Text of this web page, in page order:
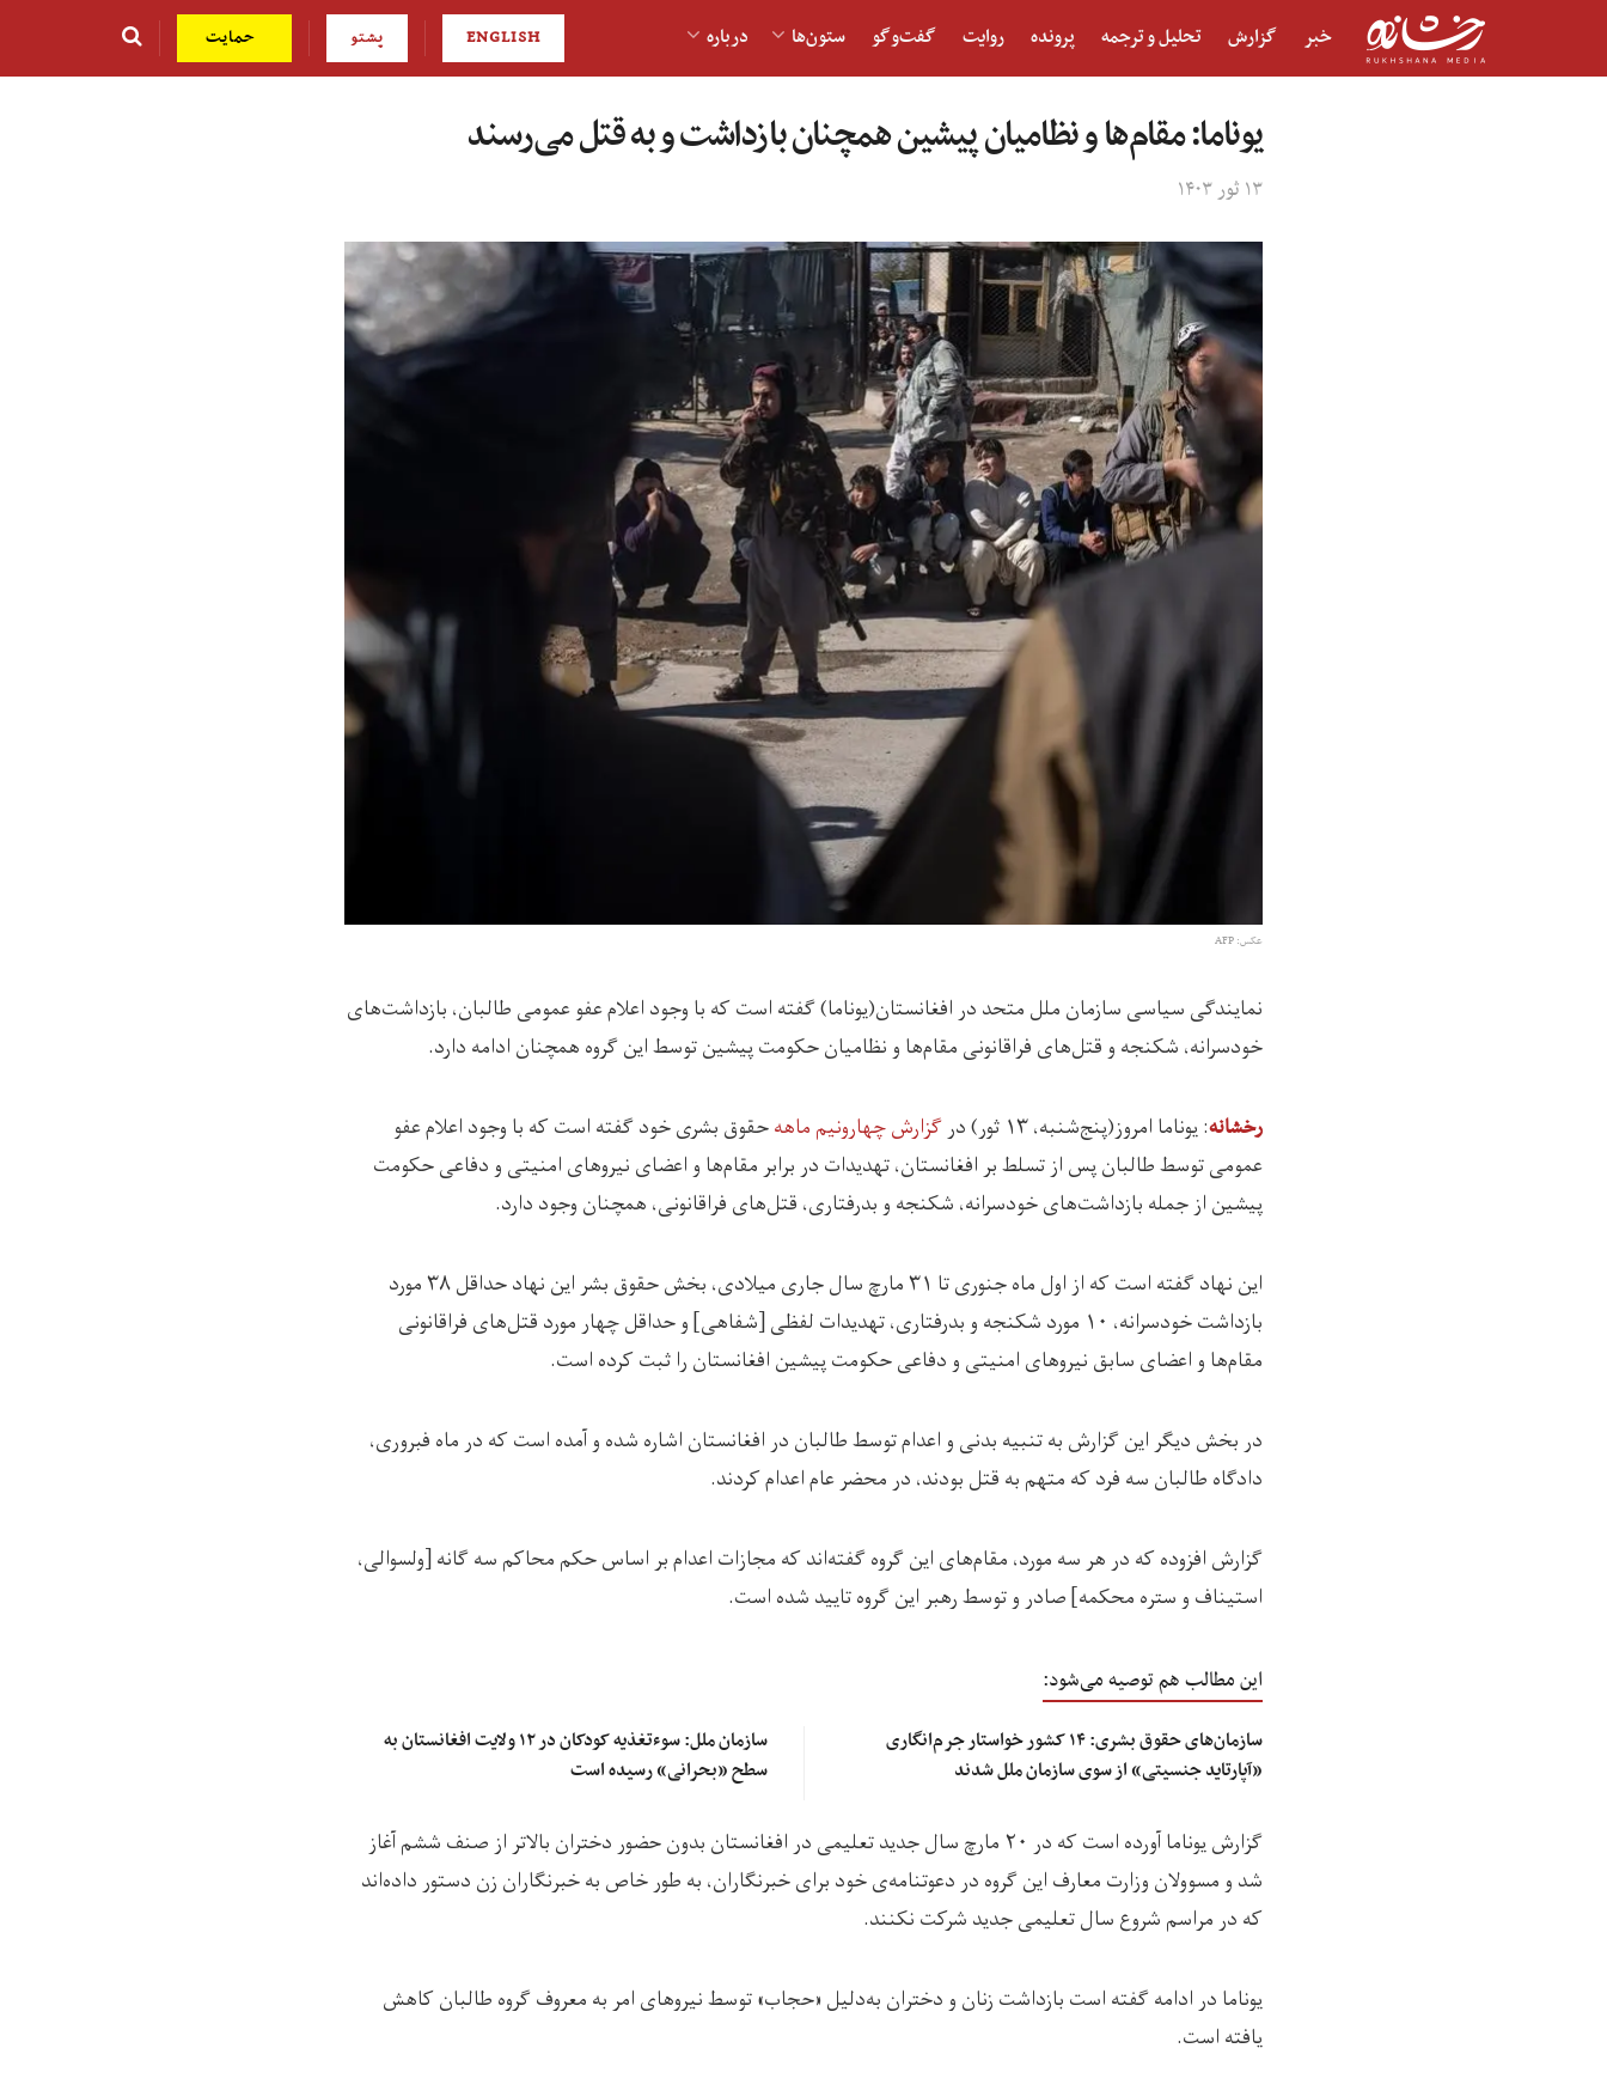
خبر گزارش تحلیل و ترجمه پرونده روایت گفت‌و‎گو ستون‌ها درباره ENGLISH پشتو حمایت
یوناما: مقام‌ها و نظامیان پیشین همچنان بازداشت و به قتل می‌رسند
۱۳ ثور ۱۴۰۳
عکس: AFP
نمایندگی سیاسی سازمان ملل متحد در افغانستان(یوناما) گفته است که با وجود اعلام عفو عمومی طالبان، بازداشت‌های
خودسرانه، شکنجه و قتل‌های فراقانونی مقام‌ها و نظامیان حکومت پیشین توسط این گروه همچنان ادامه دارد.
رخشانه: یوناما امروز(پنج‌شنبه، ۱۳ ثور) در گزارش چهارونیم ماههحقوق بشری خود گفته است که با وجود اعلام عفو
عمومی توسط طالبان پس از تسلط بر افغانستان، تهدیدات در برابر مقام‌ها و اعضای نیروهای امنیتی و دفاعی حکومت
پیشین از جمله بازداشت‌های خودسرانه، شکنجه و بدرفتاری، قتل‌های فراقانونی، همچنان وجود دارد.
این نهاد گفته است که از اول ماه جنوری تا ۳۱ مارچ سال جاری میلادی، بخش حقوق بشر این نهاد حداقل ۳۸ مورد
بازداشت خودسرانه، ۱۰ مورد شکنجه و بدرفتاری، تهدیدات لفظی [شفاهی] و حداقل چهار مورد قتل‌های فراقانونی
مقام‌ها و اعضای سابق نیروهای امنیتی و دفاعی حکومت پیشین افغانستان را ثبت کرده است.
در بخش دیگر این گزارش به تنبیه بدنی و اعدام توسط طالبان در افغانستان اشاره شده و آمده است که در ماه فبروری،
دادگاه طالبان سه فرد که متهم به قتل بودند، در محضر عام اعدام کردند.
گزارش افزوده که در هر سه مورد، مقام‌های این گروه گفته‌اند که مجازات اعدام بر اساس حکم محاکم سه گانە [ولسوالی،
استیناف و ستره محکمه] صادر و توسط رهبر این گروه تایید شده است.
این مطالب هم توصیه می‌شود:
سازمان‌های حقوق بشری: ۱۴ کشور خواستار جرم‌انگاری
«آپارتاید جنسیتی» از سوی سازمان ملل شدند
سازمان ملل: سوءتغذیه کودکان در ۱۲ ولایت‌ افغانستان به
سطح «بحرانی» رسیده است
گزارش یوناما آورده است که در ۲۰ مارچ سال جدید تعلیمی در افغانستان بدون حضور دختران بالاتر از صنف ششم آغاز
شد و مسوولان وزارت معارف این گروه در دعوتنامە‌ی خود برای خبرنگاران، به طور خاص به خبرنگاران زن دستور داده‌اند
که در مراسم شروع سال تعلیمی جدید شرکت نکنند.
یوناما در ادامه گفته است بازداشت زنان و دختران به‌دلیل «حجاب» توسط نیروهای امر به معروف گروه طالبان کاهش
یافته است.